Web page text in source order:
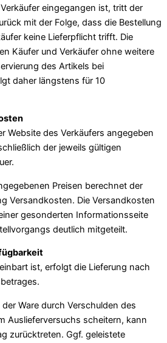
eingegangen ist, tritt der
mit der Folge, dass die Bestellung
keine Lieferpflicht trifft. Die
Käufer und Verkäufer ohne weitere
des Artikels bei
daher längstens für 10
Website des Verkäufers angegeben
der jeweils gültigen
Preisen berechnet der
Versandkosten. Die Versandkosten
gesonderten Informationsseite
deutlich mitgeteilt.
ist, erfolgt die Lieferung nach
Ware durch Verschulden des
Auslieferversuchs scheitern, kann
zurücktreten. Ggf. geleistete